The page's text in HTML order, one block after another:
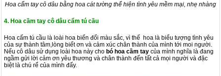
Hoa cẩm tay cô dâu bằng hoa cát tường thể hiện tình yêu mềm mại, nhẹ nhàng
4. Hoa cầm tay cô dâu cẩm tú cầu
Hoa cấm tú cầu là loài hoa biến đổi màu sắc, vì thế hoa là biểu tượng tình yêu
của sự thành tâm,lòng biết ơn và cảm xúc chân thành của mình tới moi người.
Nếu cô dâu sử dụng loài hoa này cho bó hoa cầm tay của mình nghĩa là đang
ngầm gửi lời cảm ơn yêu thương và chân thành đến tất cả mọi người và đặc
biệt là chú rể của mình đấy.